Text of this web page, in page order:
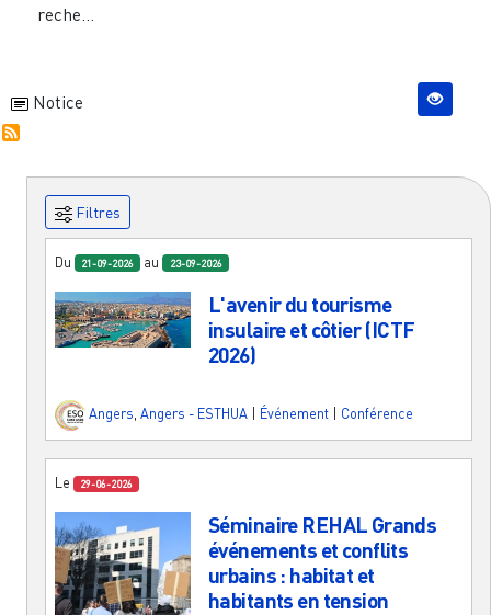
reche...
Notice
Filtres
Du 21-09-2026 au 23-09-2026
L'avenir du tourisme
insulaire et côtier (ICTF
2026)
Angers Angers - ESTHUA Événement Conférence
Le 29-06-2026
Séminaire REHAL Grands
événements et conflits
urbains : habitat et
habitants en tension